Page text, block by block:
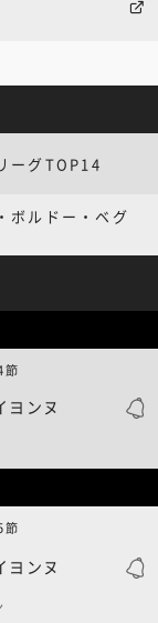
ーグTOP14
ボルドー・ベグ
ヨンヌ
ヨンヌ